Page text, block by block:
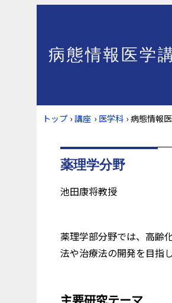
病態情報医学
トップ › 講座 › 医学科 › 病態情報
薬理学分野
池田康将教授
薬理学部分野では、高齢
法や治療法の開発を目指